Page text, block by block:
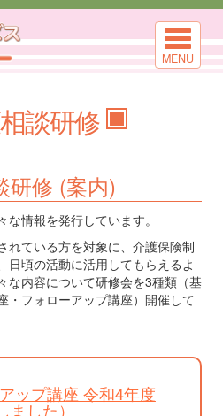
MENU
談研修
研修 (案内)
な情報を発行しています。
れている方を対象に、介護保険制
日頃の活動に活用してもらえるよ
な内容について研修会を3種類（基
・フォローアップ講座）開催して
ップ講座 令和4年度
ました）